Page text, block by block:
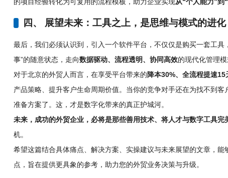
四、 展望未来：工具之上，是思维与模式的进化
最后，我们必须认识到，引入一个软件平台，不仅仅是购买一套工
事”的随意状态，走向数据驱动、流程透明、协同高效的现代化管理模
对于北京的外贸人而言，在享受平台带来的降本30%、全流程提速15
产品策略、提升客户生命周期价值。当你的竞争对手还在为找不到
准备方案了。这，才是数字化带来的真正护城河。
未来，成功的外贸企业，必将是那些善用技术、将人才与数字工具完
机。
希望这篇结合具体痛点、解决方案、实操建议与未来展望的文章，
点，旨在提供更具象的参考，助力您的外贸业务决策与升级。